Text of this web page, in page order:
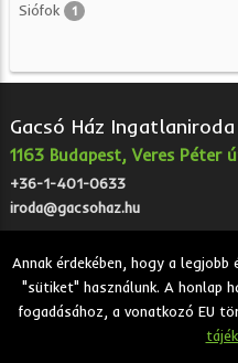
Annak érdekében, hogy a
"sütiket" használunk. A honlap
fogadásához, a vonatkozó EU
Siófok 1
Gacsó Ház
1163 Budapest, Veres Péter
+36-1-401-0633
iroda@gacsohaz.hu
2026 © Gacsó Ház